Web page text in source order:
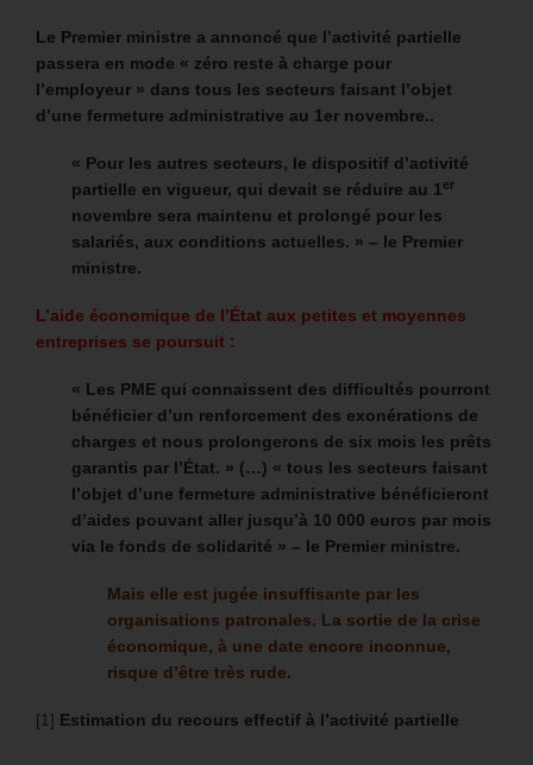
Le Premier ministre a annoncé que l’activité partielle
passera en mode « zéro reste à charge pour
l’employeur » dans tous les secteurs faisant l’objet
d’une fermeture administrative au 1er novembre..
« Pour les autres secteurs, le dispositif d’activité
partielle en vigueur, qui devait se réduire au 1 er
novembre sera maintenu et prolongé pour les
salariés, aux conditions actuelles. » – le Premier
ministre.
L’aide économique de l’État aux petites et moyennes
entreprises se poursuit :
« Les PME qui connaissent des difficultés pourront
bénéficier d’un renforcement des exonérations de
charges et nous prolongerons de six mois les prêts
garantis par l’État. » (…) « tous les secteurs faisant
l’objet d’une fermeture administrative bénéficieront
d’aides pouvant aller jusqu’à 10 000 euros par mois
via le fonds de solidarité » – le Premier ministre.
Mais elle est jugée insuffisante par les
organisations patronales. La sortie de la crise
économique, à une date encore inconnue,
risque d’être très rude.
[1] Estimation du recours effectif à l’activité partielle